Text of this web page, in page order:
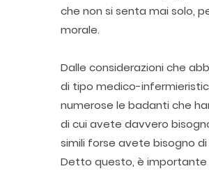
che non si senta mai solo,
morale.
Dalle considerazioni che
di tipo medico-
numerose le badanti che
di cui avete davvero
simili forse avete bisogno
Detto questo, è importante